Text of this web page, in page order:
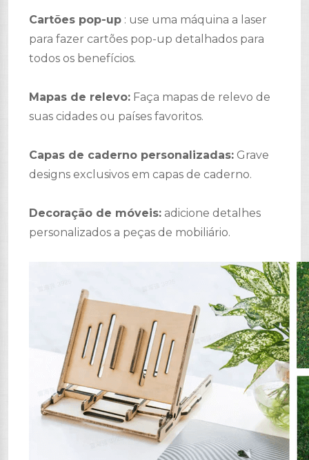
Cartões pop-up : use uma máquina a laser
para fazer cartões pop-up detalhados para
todos os benefícios.
Mapas de relevo: Faça mapas de relevo de
suas cidades ou países favoritos.
Capas de caderno personalizadas: Grave
designs exclusivos em capas de caderno.
Decoração de móveis: adicione detalhes
personalizados a peças de mobiliário.